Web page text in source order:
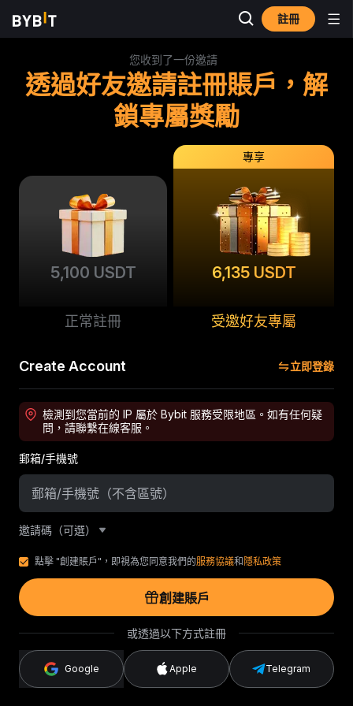
註冊
您收到了一份邀請
透過好友邀請註冊賬戶，解
鎖專屬獎勵
5,100 USDT
正常註冊
專享
6,135 USDT
受邀好友專屬
Create Account 立即登錄
檢測到您當前的 IP 屬於 Bybit 服務受限地區。如有任何疑
問，請聯繫在線客服。
郵箱/手機號
邀請碼（可選）
點擊 "創建賬戶"，即視為您同意我們的服務協議和 隱私政策
創建賬戶
或透過以下方式註冊
Google Apple Telegram